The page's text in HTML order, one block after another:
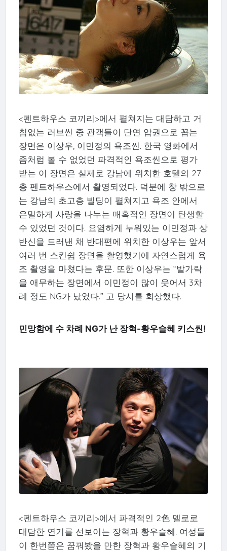
<펜트하우스 코끼리>에서 펼쳐지는 대담하고 거
침없는 러브씬 중 관객들이 단연 압권으로 꼽는
장면은 이상우, 이민정의 욕조씬. 한국 영화에서
좀처럼 볼 수 없었던 파격적인 욕조씬으로 평가
받는 이 장면은 실제로 강남에 위치한 호텔의 27
층 펜트하우스에서 촬영되었다. 덕분에 창 밖으로
는 강남의 초고층 빌딩이 펼쳐지고 욕조 안에서
은밀하게 사랑을 나누는 매혹적인 장면이 탄생할
수 있었던 것이다. 요염하게 누워있는 이민정과 상
반신을 드러낸 채 반대편에 위치한 이상우는 앞서
여러 번 스킨쉽 장면을 촬영했기에 자연스럽게 욕
조 촬영을 마쳤다는 후문. 또한 이상우는 “발가락
을 애무하는 장면에서 이민정이 많이 웃어서 3차
례 정도 NG가 났었다.” 고 당시를 회상했다.
민망함에 수 차례 NG가 난 장혁-황우슬혜 키스씬!
<펜트하우스 코끼리>에서 파격적인 2色 멜로로
대담한 연기를 선보이는 장혁과 황우슬혜. 여성들
이 한번쯤은 꿈꿔봤을 만한 장혁과 황우슬혜의 기